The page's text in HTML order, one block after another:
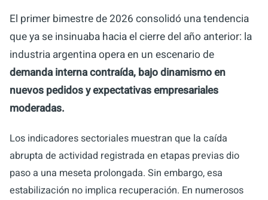
El primer bimestre de 2026 consolidó una tendencia
que ya se insinuaba hacia el cierre del año anterior: la
industria argentina opera en un escenario de
demanda interna contraída, bajo dinamismo en
nuevos pedidos y expectativas empresariales
moderadas.
Los indicadores sectoriales muestran que la caída
abrupta de actividad registrada en etapas previas dio
paso a una meseta prolongada. Sin embargo, esa
estabilización no implica recuperación. En numerosos